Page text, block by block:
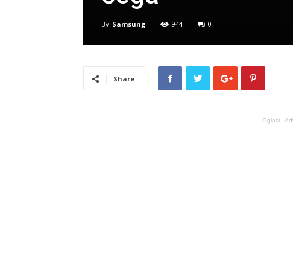
By Samsung 944 0
Share
Oglasi -